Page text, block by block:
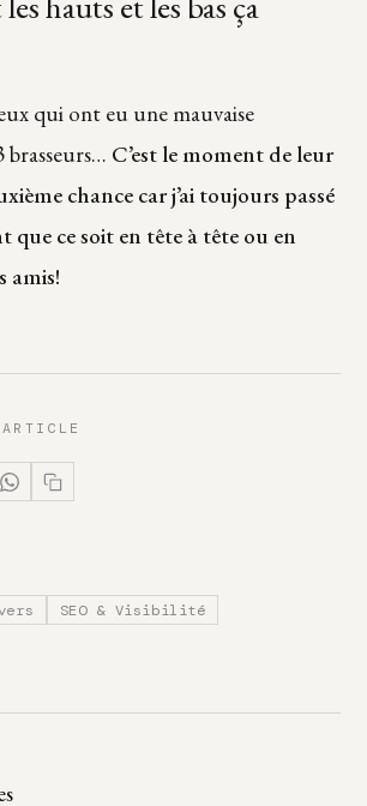
qui ont eu une mauvaise
brasseurs… C’est le moment de leur
chance car j’ai toujours passé
que ce soit en tête à tête ou en
amis!
SEO & Visibilité